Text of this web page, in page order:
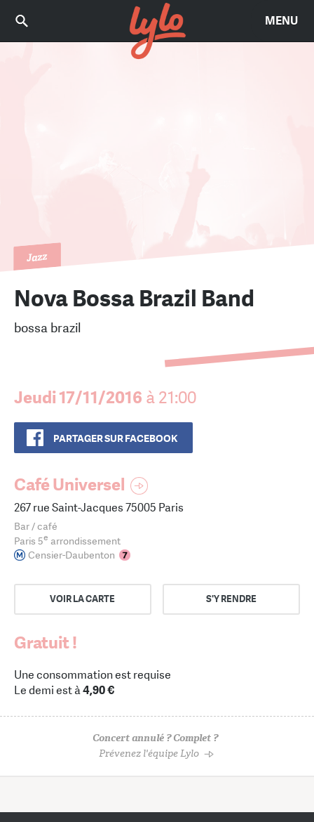
MENU
Jazz
Nova Bossa Brazil Band
bossa brazil
Jeudi 17/11/2016 à 21:00
PARTAGER SUR FACEBOOK
Café Universel
267 rue Saint-Jacques 75005 Paris
Bar / café
Paris 5e arrondissement
Censier-Daubenton
VOIR LA CARTE S'Y RENDRE
Gratuit !
Une consommation est requise
Le demi est à4,90 €
Concert annulé ? Complet ?
Prévenez l'équipe Lylo